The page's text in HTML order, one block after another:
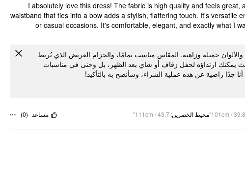
I absolutely love this dress! The fabric is high quality and feels
waistband that ties into a bow adds a stylish, flattering touch. It's versatile
or casual occasions. It's comfortable, elegant, and exactly what I
جميلة وزاهية. المقاس مناسب تمامًا، والحزام العريض الذي يُربط
يمكنك ارتداؤه لحفل زفاف أو شاي بعد الظهر، بل وحتى في مناسبات
جدًا راضية عن هذه عملية الشراء، وسأنصح به بالتأكيد!
101cm / 39.8" محيط الخصرين:
111cm / 43.7" مساعد (
0
)